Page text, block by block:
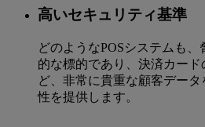
高いセキュリティ基準
どのようなPOSシステムも
的な標的であり、決済カー
ど、非常に貴重な顧客デー
性を提供します。